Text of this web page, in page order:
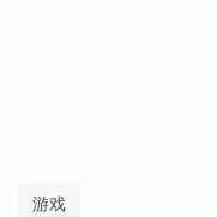
游戏